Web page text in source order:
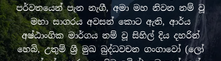
පර්වතයෙන් පැන නැගී, අමා මහ නිවන නම් වූ
මහා සාගරය අවසන් කොට ඇති, ආර්ය
අෂ්ඨාංගික මාර්ගය නම් වූ සිහිල් දිය දහරින්
හෙබි, උතුම් ශ්‍රී මුඛ බුද්ධවචන ගංගාවෝ (ලෝ